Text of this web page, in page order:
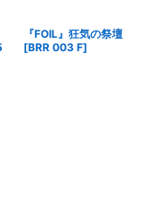
『FOIL』狂気の祭壇
[BRR 003 F]